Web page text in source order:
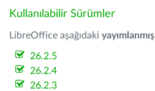
Kullanılabilir Sürümler
LibreOffice aşağıdaki yayımlanmış
26.2.5
26.2.4
26.2.3